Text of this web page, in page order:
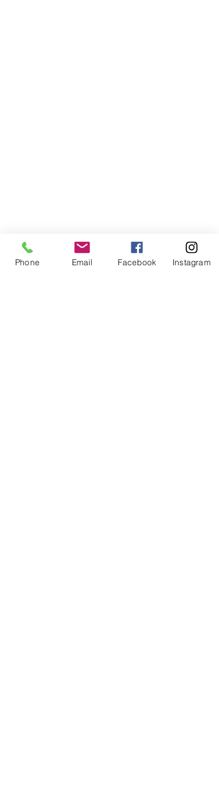
Phone Email Facebook Instagram